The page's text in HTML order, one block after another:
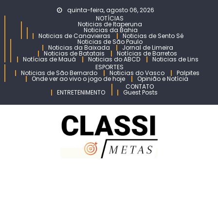
to
content
quinta-feira, agosto 06, 2026
NOTÍCIAS
Noticias de Itaperuna
Noticias da Bahia
Noticias de Canavieiras Noticias de Sento Sé
Noticias de São Paulo
Noticias da Baixada Jornal de Limeira
Noticias de Batatais Notícias de Barretos
Notícias de Mauá Noticias do ABCD
Noticias de Lins
ESPORTES
Noticias de São Bernardo Noticias do Vasco Palpites
Onde ver ao vivo o jogo de hoje
Opinião e Notícia
ENTRETENIMENTO
CONTATO
Guest Posts